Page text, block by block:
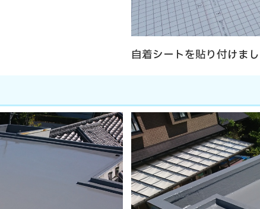
自着シートを貼り付けま